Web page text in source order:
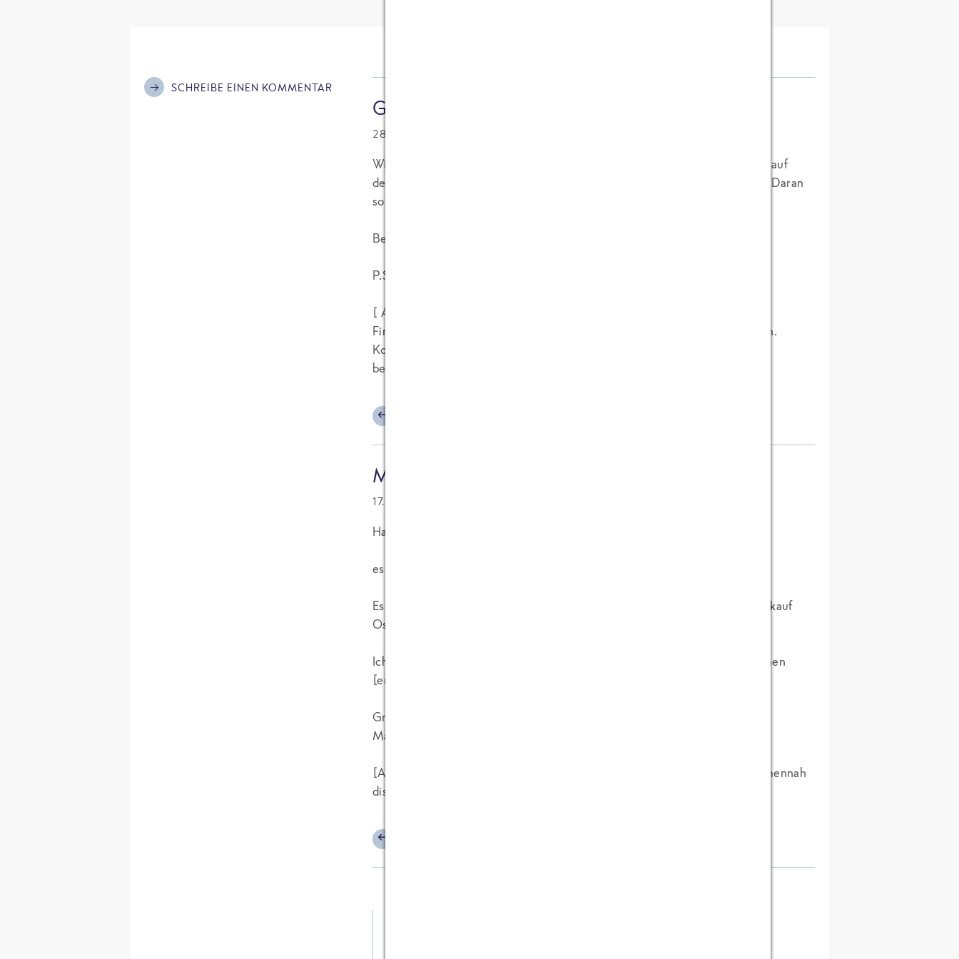
SCHREIBE EINEN KOMMENTAR
Gast
28.10.2011 at 09:36
Wirklich sehr lobenswert! Der Einsatz von Photovoltaik auf Fabrikdächern, auf
denen meist unheimlich viel sonst ungenutzte Fläche zur Verfügung steht. Daran
sollten sich viele Unternehmen ein Beispiel nehmen.
Beste Grüße aus Bremen sendet [eine Firma]
P.S. Der Strom für unser Büro wird auch auf unserem Dach produziert.
[ Anm. d. Admin : Keine Suchbegriffe als Nickname tarnen und auch keine
Firmenwebsites verlinken, die nicht im Zusammenhang mit FRoSTA stehen.
Kommentar wurde entsprechend editiert. Bitte die Blogregeln lesen und
beherzigen. Vielen Dank!
Maik Laake
17.05.2011 at 21:38
Hallo,
es hat zwar nicht "direkt" mit der Sonnenenergie zu tun... .
Es gibt bei uns viele, die die "Linguine-Alaska-Seelachs" vermissen. (Marktkauf
Osnabrück)
Ich bin aber auf eine "Altenative" gestossen. Da gibt es eine Firma mit Namen
[entfernt
Gruss
Maik
[Anm. d. Admin: Bitte Blogregel beacheten, besonders die Bereiche "themennah
diskutieren" und "Umgang mit fremden Marken". Danke!